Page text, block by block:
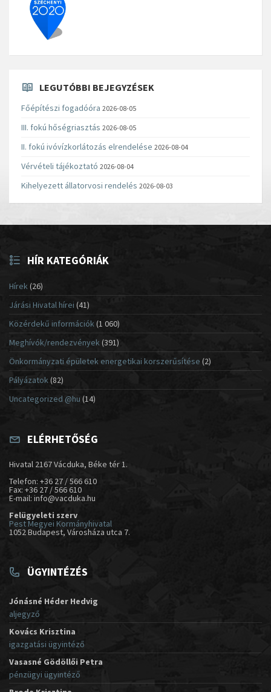
LEGUTÓBBI BEJEGYZÉSEK
Főépítészi fogadóóra 2026-08-05
III. fokú hőségriasztás 2026-08-05
II. fokú ivóvízkorlátozás elrendelése 2026-08-04
Vérvételi tájékoztató 2026-08-04
Kihelyezett állatorvosi rendelés 2026-08-03
HÍR KATEGÓRIÁK
Hírek(26)
Járási Hivatal hírei (41)
Közérdekű információk(1 060)
Meghívók/rendezvények (391)
Önkormányzati épületek energetikai korszerűsítése (2)
Pályázatok (82)
Uncategorized @hu (14)
ELÉRHETŐSÉG
Hivatal 2167 Vácduka, Béke tér 1.
Telefon: +36 27 / 566 610
Fax: +36 27 / 566 610
E-mail: info@vacduka.hu
Felügyeleti szerv
Pest Megyei Kormányhivatal
1052 Budapest, Városháza utca 7.
ÜGYINTÉZÉS
Jónásné Héder Hedvig
aljegyző
Kovács Krisztina
igazgatási ügyintéző
Vasasné Gödöllői Petra
pénzügyi ügyintéző